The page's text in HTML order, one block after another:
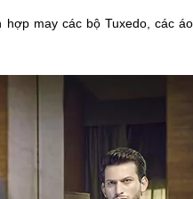
may các bộ Tuxedo, các